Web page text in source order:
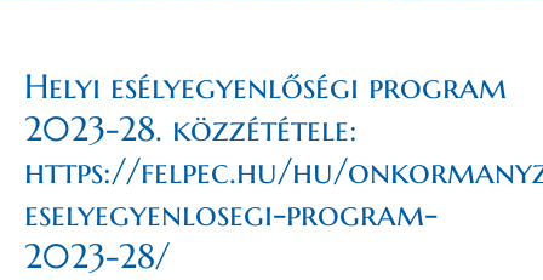
Helyi esélyegyenlőségi program
2023-28. közzététele:
https://felpec.hu/hu/
eselyegyenlosegi-program-
2023-28/